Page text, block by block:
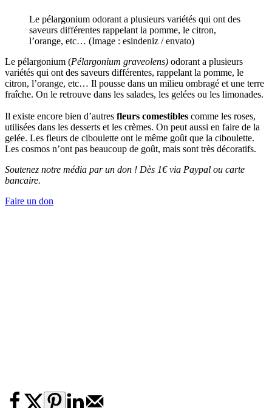
Le pélargonium odorant a plusieurs variétés qui ont des
saveurs différentes rappelant la pomme, le citron,
l’orange, etc… (Image : esindeniz / envato)
Le pélargonium (Pélargonium graveolens) odorant a plusieurs
variétés qui ont des saveurs différentes, rappelant la pomme, le
citron, l’orange, etc… Il pousse dans un milieu ombragé et une terre
fraîche. On le retrouve dans les salades, les gelées ou les limonades.
Il existe encore bien d’autres fleurs comestibles comme les roses,
utilisées dans les desserts et les crèmes. On peut aussi en faire de la
gelée. Les fleurs de ciboulette ont le même goût que la ciboulette.
Les cosmos n’ont pas beaucoup de goût, mais sont très décoratifs.
Soutenez notre média par un don ! Dès 1€ via Paypal ou carte
bancaire.
Faire un don